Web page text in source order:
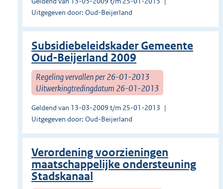
Uitgegeven door: Oud-Beijerland
Subsidiebeleidskader Gemeente
Oud-Beijerland 2009
Regeling vervallen per 26-01-2013
Uitwerkingtredingdatum 26-01-2013
Geldend van 13-03-2009 t/m 25-01-2013
Uitgegeven door: Oud-Beijerland
Verordening voorzieningen
maatschappelijke ondersteuning
Stadskanaal